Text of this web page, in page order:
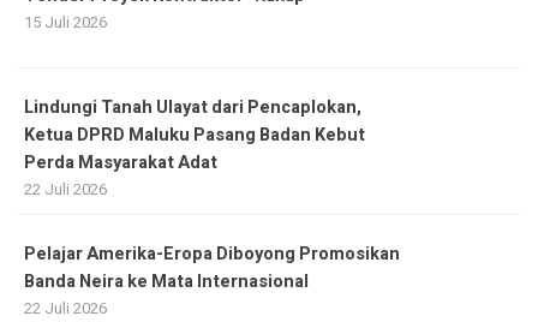
15 Juli 2026
Lindungi Tanah Ulayat dari Pencaplokan,
Ketua DPRD Maluku Pasang Badan Kebut
Perda Masyarakat Adat
22 Juli 2026
Pelajar Amerika-Eropa Diboyong Promosikan
Banda Neira ke Mata Internasional
22 Juli 2026